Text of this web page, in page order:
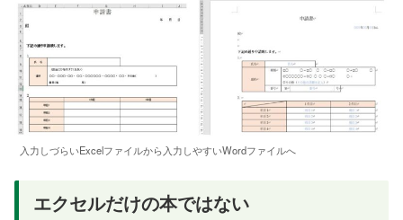
入力しづらいExcelファイルから入力しやすいWordファイルへ
エクセルだけの本ではない